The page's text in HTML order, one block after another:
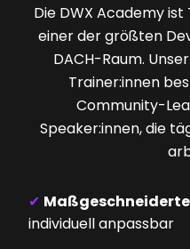
Die DWX Academy
einer der größten
DACH-Raum.
Trainer:innen
Community-
Speaker:innen, die
✔
individuell anpassbar